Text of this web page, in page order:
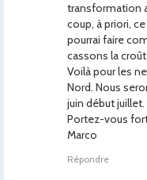
transformation
coup, à priori,
pourrai faire
cassons la
Voilà pour les
Nord. Nous
juin début juillet.
Portez-vous
Marco
Répondre